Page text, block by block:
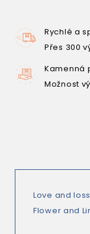
Rychlé a
Přes 300
Kamenná
Možnost
Love and
Flower and